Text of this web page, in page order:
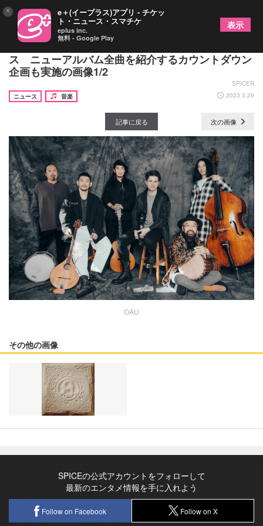
OAU、新曲「セラヴィ -c'est la vie-」を配信リリー
ス ニューアルバム全曲を紹介するカウントダウン
企画も実施の画像1/2
SPICER
ニュース
音楽 2023.3.29
記事に戻る 次の画像
OAU
その他の画像
SPICEの公式アカウントをフォローして
最新のエンタメ情報を手に入れよう
Follow on Facebook Follow on X
× e＋(イープラス)アプリ - チケッ
ト・ニュース・スマチケ
eplus inc.
無料 - Google Play
表示